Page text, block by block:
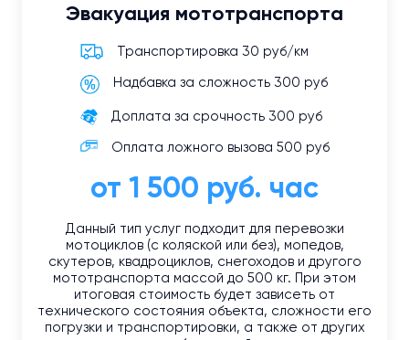
Эвакуация мототранспорта
Транспортировка 30 руб/км
Надбавка за сложность 300 руб
Доплата за срочность 300 руб
Оплата ложного вызова 500 руб
от 1 500 руб. час
Данный тип услуг подходит для перевозки
мотоциклов (с коляской или без), мопедов,
скутеров, квадроциклов, снегоходов и другого
мототранспорта массой до 500 кг. При этом
итоговая стоимость будет зависеть от
технического состояния объекта, сложности его
погрузки и транспортировки, а также от других